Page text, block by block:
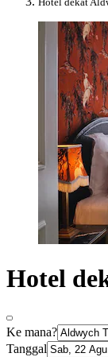
Hotel
Ke mana?
Tanggal